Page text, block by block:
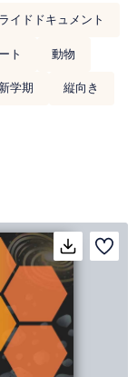
イドドキュメント
ト
動物
学期 縦向き